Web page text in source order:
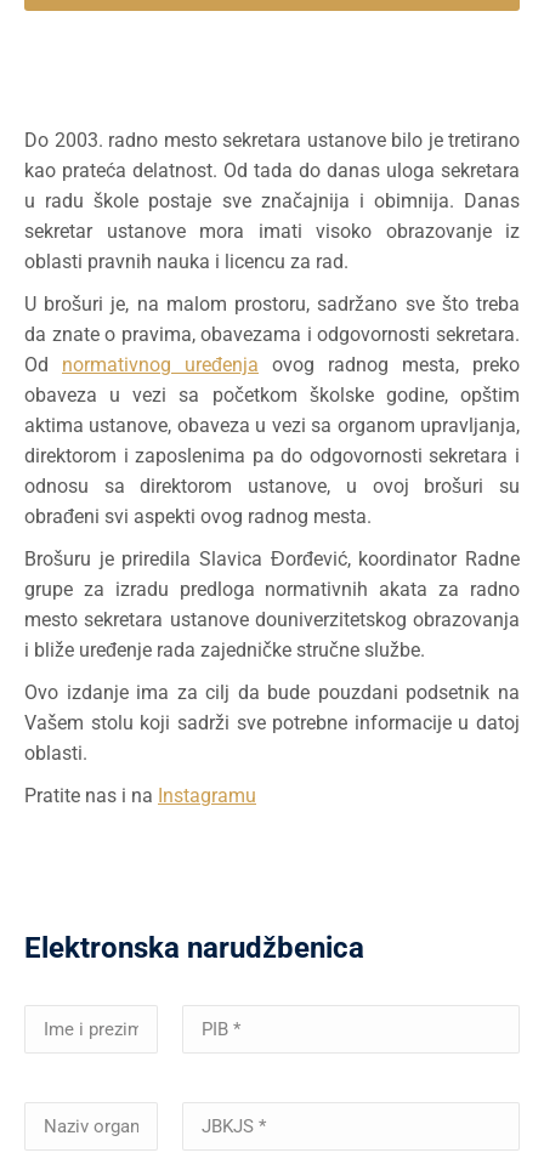
Do 2003. radno mesto sekretara ustanove bilo je tretirano
kao prateća delatnost. Od tada do danas uloga sekretara
u radu škole postaje sve značajnija i obimnija. Danas
sekretar ustanove mora imati visoko obrazovanje iz
oblasti pravnih nauka i licencu za rad.
U brošuri je, na malom prostoru, sadržano sve što treba
da znate o pravima, obavezama i odgovornosti sekretara.
Od normativnog uređenja ovog radnog mesta, preko
obaveza u vezi sa početkom školske godine, opštim
aktima ustanove, obaveza u vezi sa organom upravljanja,
direktorom i zaposlenima pa do odgovornosti sekretara i
odnosu sa direktorom ustanove, u ovoj brošuri su
obrađeni svi aspekti ovog radnog mesta.
Brošuru je priredila Slavica Đorđević, koordinator Radne
grupe za izradu predloga normativnih akata za radno
mesto sekretara ustanove douniverzitetskog obrazovanja
i bliže uređenje rada zajedničke stručne službe.
Ovo izdanje ima za cilj da bude pouzdani podsetnik na
Vašem stolu koji sadrži sve potrebne informacije u datoj
oblasti.
Pratite nas i na Instagramu
Elektronska narudžbenica